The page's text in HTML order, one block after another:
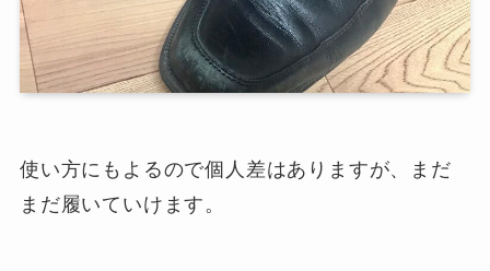
使い方にもよるので個人差はありますが、まだ
まだ履いていけます。